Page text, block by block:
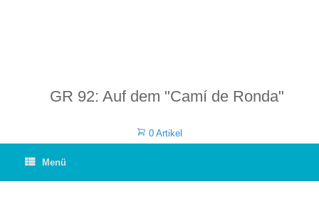
GR 92: Auf dem "Camí de Ronda"
0 Artikel
Menü